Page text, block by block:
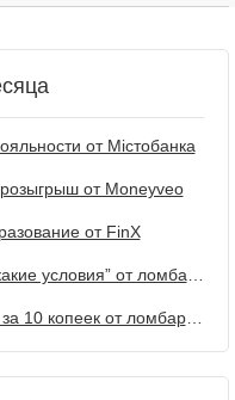
от Містобанка
от Мoneyveo
от FinX
Кредит всего за 10 копеек от ломбарда Первый